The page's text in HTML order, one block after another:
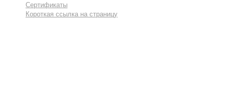
Сертификаты
Короткая ссылка на страницу